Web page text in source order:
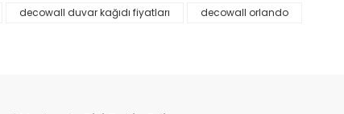
decowall duvar kağıdı fiyatları
decowall orlando